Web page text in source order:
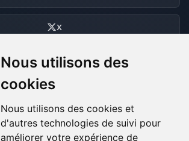
Nous utilisons des
cookies
Nous utilisons des cookies et
d'autres technologies de suivi pour
améliorer votre expérience de
X
Discord
Forum